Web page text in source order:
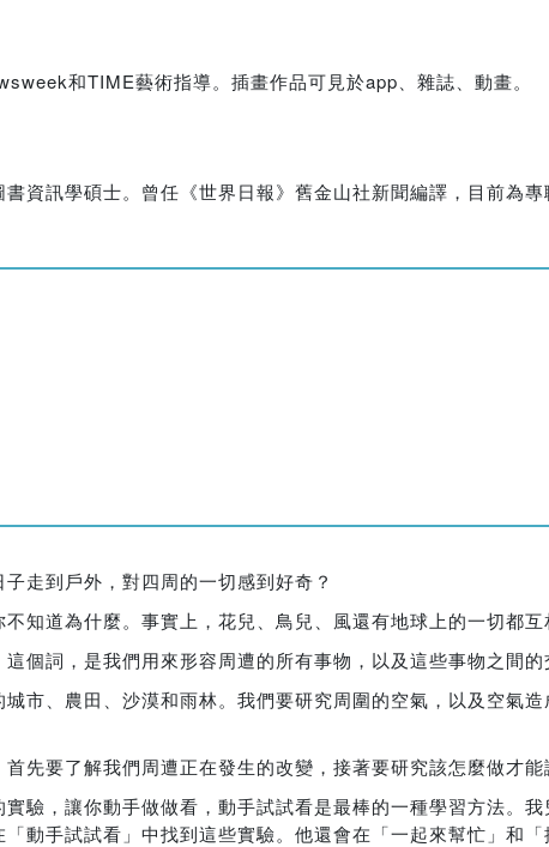
和TIME藝術指導。插畫作品可見於app、雜誌、動畫。
資訊學碩士。曾任《世界日報》舊金山社新聞編譯，目前為專
走到戶外，對四周的一切感到好奇？
知道為什麼。事實上，花兒、鳥兒、風還有地球上的一切都互
個詞，是我們用來形容周遭的所有事物，以及這些事物之間的
市、農田、沙漠和雨林。我們要研究周圍的空氣，以及空氣
先要了解我們周遭正在發生的改變，接著要研究該怎麼做才能
驗，讓你動手做做看，動手試試看是最棒的一種學習方法。
動手試試看」中找到這些實驗。他還會在「一起來幫忙」和